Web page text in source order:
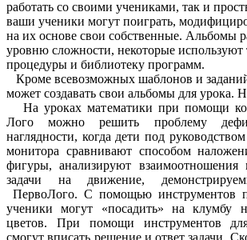
работать со своими учениками, так и
ваши ученики могут поиграть,
на их основе свои собственные. Альбомы
уровню сложности, некоторые используют
процедуры и библиотеку программ.
Кроме всевозможных шаблонов и
может создавать свои альбомы для урока.
На уроках математики при помощи
Лого можно решить проблему
наглядности, когда дети под
монитора сравнивают способом
фигуры, анализируют
задачи на движение,
ПервоЛого. С помощью инструментов
ученики могут «посадить» на клумбу
цветов. При помощи инструментов